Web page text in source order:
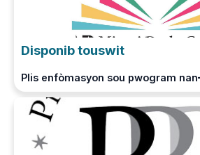
Disponib touswit
Plis enfòmasyon sou pwogram nan